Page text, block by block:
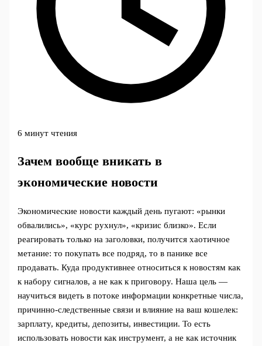
6 минут чтения
Зачем вообще вникать в
экономические новости
Экономические новости каждый день пугают: «рынки
обвалились», «курс рухнул», «кризис близко». Если
реагировать только на заголовки, получится хаотичное
метание: то покупать все подряд, то в панике все
продавать. Куда продуктивнее относиться к новостям как
к набору сигналов, а не как к приговору. Наша цель —
научиться видеть в потоке информации конкретные числа,
причинно‑следственные связи и влияние на ваш кошелек:
зарплату, кредиты, депозиты, инвестиции. То есть
использовать новости как инструмент, а не как источник